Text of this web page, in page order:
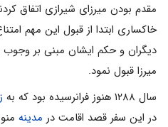
مقدم بودن میرزای شیرازی اتفاق
خاکساری ابتدا از قبول این مهم
دیگران و حکم ایشان مبنی بر وجوب
میرزا قبول نمود.
سال ۱۲۸۸ هنوز فرانرسیده بود که به
در این سفر قصد اقامت در مدینه